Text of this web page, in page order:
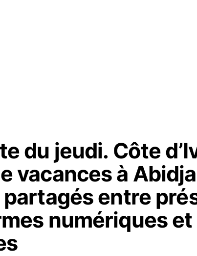
du jeudi. Côte
vacances à
entre
numériques